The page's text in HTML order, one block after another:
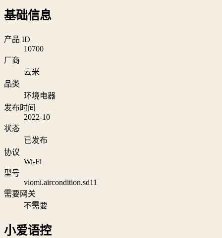
基础信息
产品 ID
10700
厂商
云米
品类
环境电器
发布时间
2022-10
状态
已发布
协议
Wi‑Fi
型号
viomi.aircondition.sd11
需要网关
不需要
小爱语控